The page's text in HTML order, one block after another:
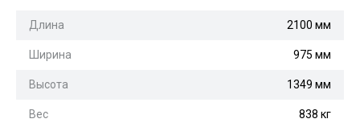
Длина 2100 мм
Ширина 975 мм
Высота 1349 мм
Вес 838 кг